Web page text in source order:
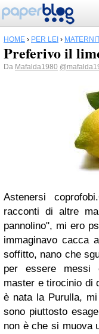
HOME › PER LEI ›
Preferivo il
Da Mafalda1980
Astenersi
racconti di altre
pannolino", mi ero
immaginavo cacca
soffitto, nano che
per essere messi
master e tirocinio di
è nata la Purulla,
sono piuttosto
non è che si muova